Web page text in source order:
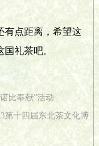
点距离，希望这
礼茶吧。
比奉献”活动
第十四届东北茶文化博